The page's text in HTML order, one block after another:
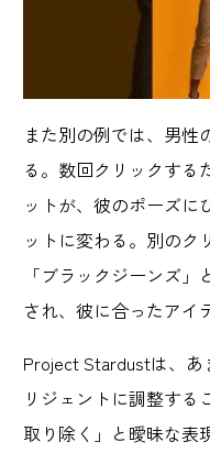
また別の例では、男性
る。数回クリックする
ットが、彼のポーズに
ットに変わる。別のク
「ブラックジーンズ
され、彼に合ったアイ
Project Stardustは、
リジェントに調整する
取り除く」と曖昧な表